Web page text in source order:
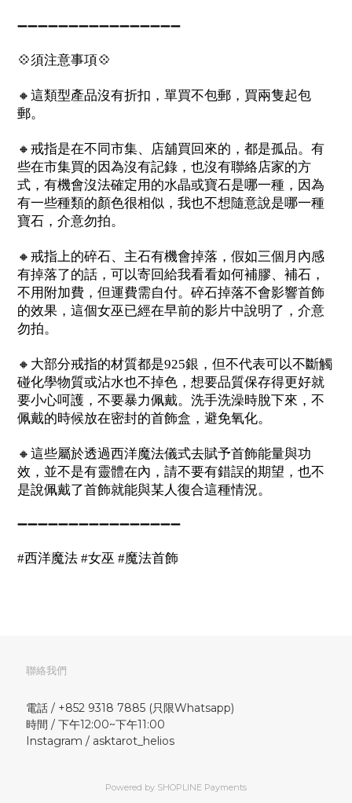
➖➖➖➖➖➖➖➖➖➖➖➖➖➖➖➖
💠須注意事項💠
🔸 這類型產品沒有折扣，單買不包郵，買兩隻起包
郵。
🔸 戒指是在不同市集、店舖買回來的，都是孤品。有
些在市集買的因為沒有記錄，也沒有聯絡店家的方
式，有機會沒法確定用的水晶或寶石是哪一種，因為
有一些種類的顏色很相似，我也不想隨意說是哪一種
寶石，介意勿拍。
🔸 戒指上的碎石、主石有機會掉落，假如三個月內感
有掉落了的話，可以寄回給我看看如何補膠、補石，
不用附加費，但運費需自付。碎石掉落不會影響首飾
的效果，這個女巫已經在早前的影片中說明了，介意
勿拍。
🔸 大部分戒指的材質都是925銀，但不代表可以不斷觸
碰化學物質或沾水也不掉色，想要品質保存得更好就
要小心呵護，不要暴力佩戴。洗手洗澡時脫下來，不
佩戴的時候放在密封的首飾盒，避免氧化。
🔸 這些屬於透過西洋魔法儀式去賦予首飾能量與功
效，並不是有靈體在內，請不要有錯誤的期望，也不
是說佩戴了首飾就能與某人復合這種情況。
➖➖➖➖➖➖➖➖➖➖➖➖➖➖➖➖
#西洋魔法 #女巫 #魔法首飾
聯絡我們
電話 / +852 9318 7885 (只限Whatsapp)
時間 / 下午12:00~下午11:00
Instagram / asktarot_helios
Powered by SHOPLINE Payments